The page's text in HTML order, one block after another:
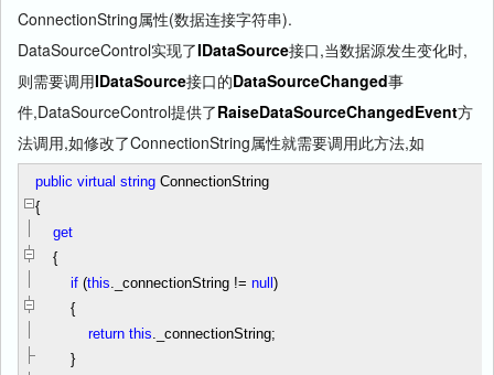
ConnectionString属性(数据连接字符串).
DataSourceControl实现了IDataSource接口,当数据源发生变化时,
则需要调用IDataSource接口的DataSourceChanged事
件,DataSourceControl提供了RaiseDataSourceChangedEvent方
法调用,如修改了ConnectionString属性就需要调用此方法,如
public virtual string ConnectionString
{
get
{
if (this._connectionString != null )
{
return this._connectionString;
}